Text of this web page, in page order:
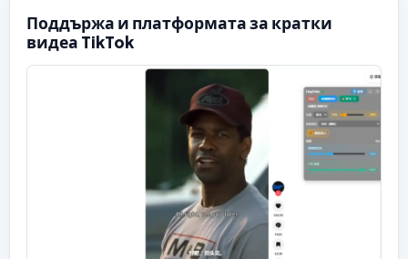
Поддържа и платформата за кратки
видеа TikTok